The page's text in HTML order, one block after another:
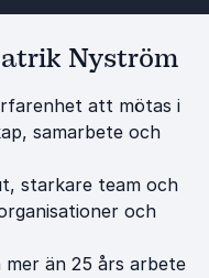
Nyström
att mötas i
samarbete och
starkare team och
och
mer än 25 års arbete